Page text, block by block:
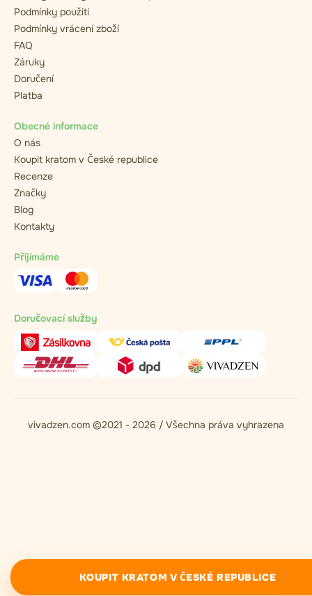
Podmínky použití
Podmínky vrácení zboží
FAQ
Záruky
Doručení
Platba
Obecné informace
O nás
Koupit kratom v České republice
Recenze
Značky
Blog
Kontakty
Přijímáme
Doručovací služby
vivadzen.com ©2021 - 2026 / Všechna práva vyhrazena
KOUPIT KRATOM V ČESKÉ REPUBLICE